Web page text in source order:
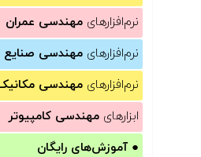
نرم‌افزارهای مهندسی عمران
نرم‌افزارهای مهندسی صنایع
نرم‌افزارهای مهندسی
ابزارهای مهندسی کامپیوتر
● آموزش‌های رایگان